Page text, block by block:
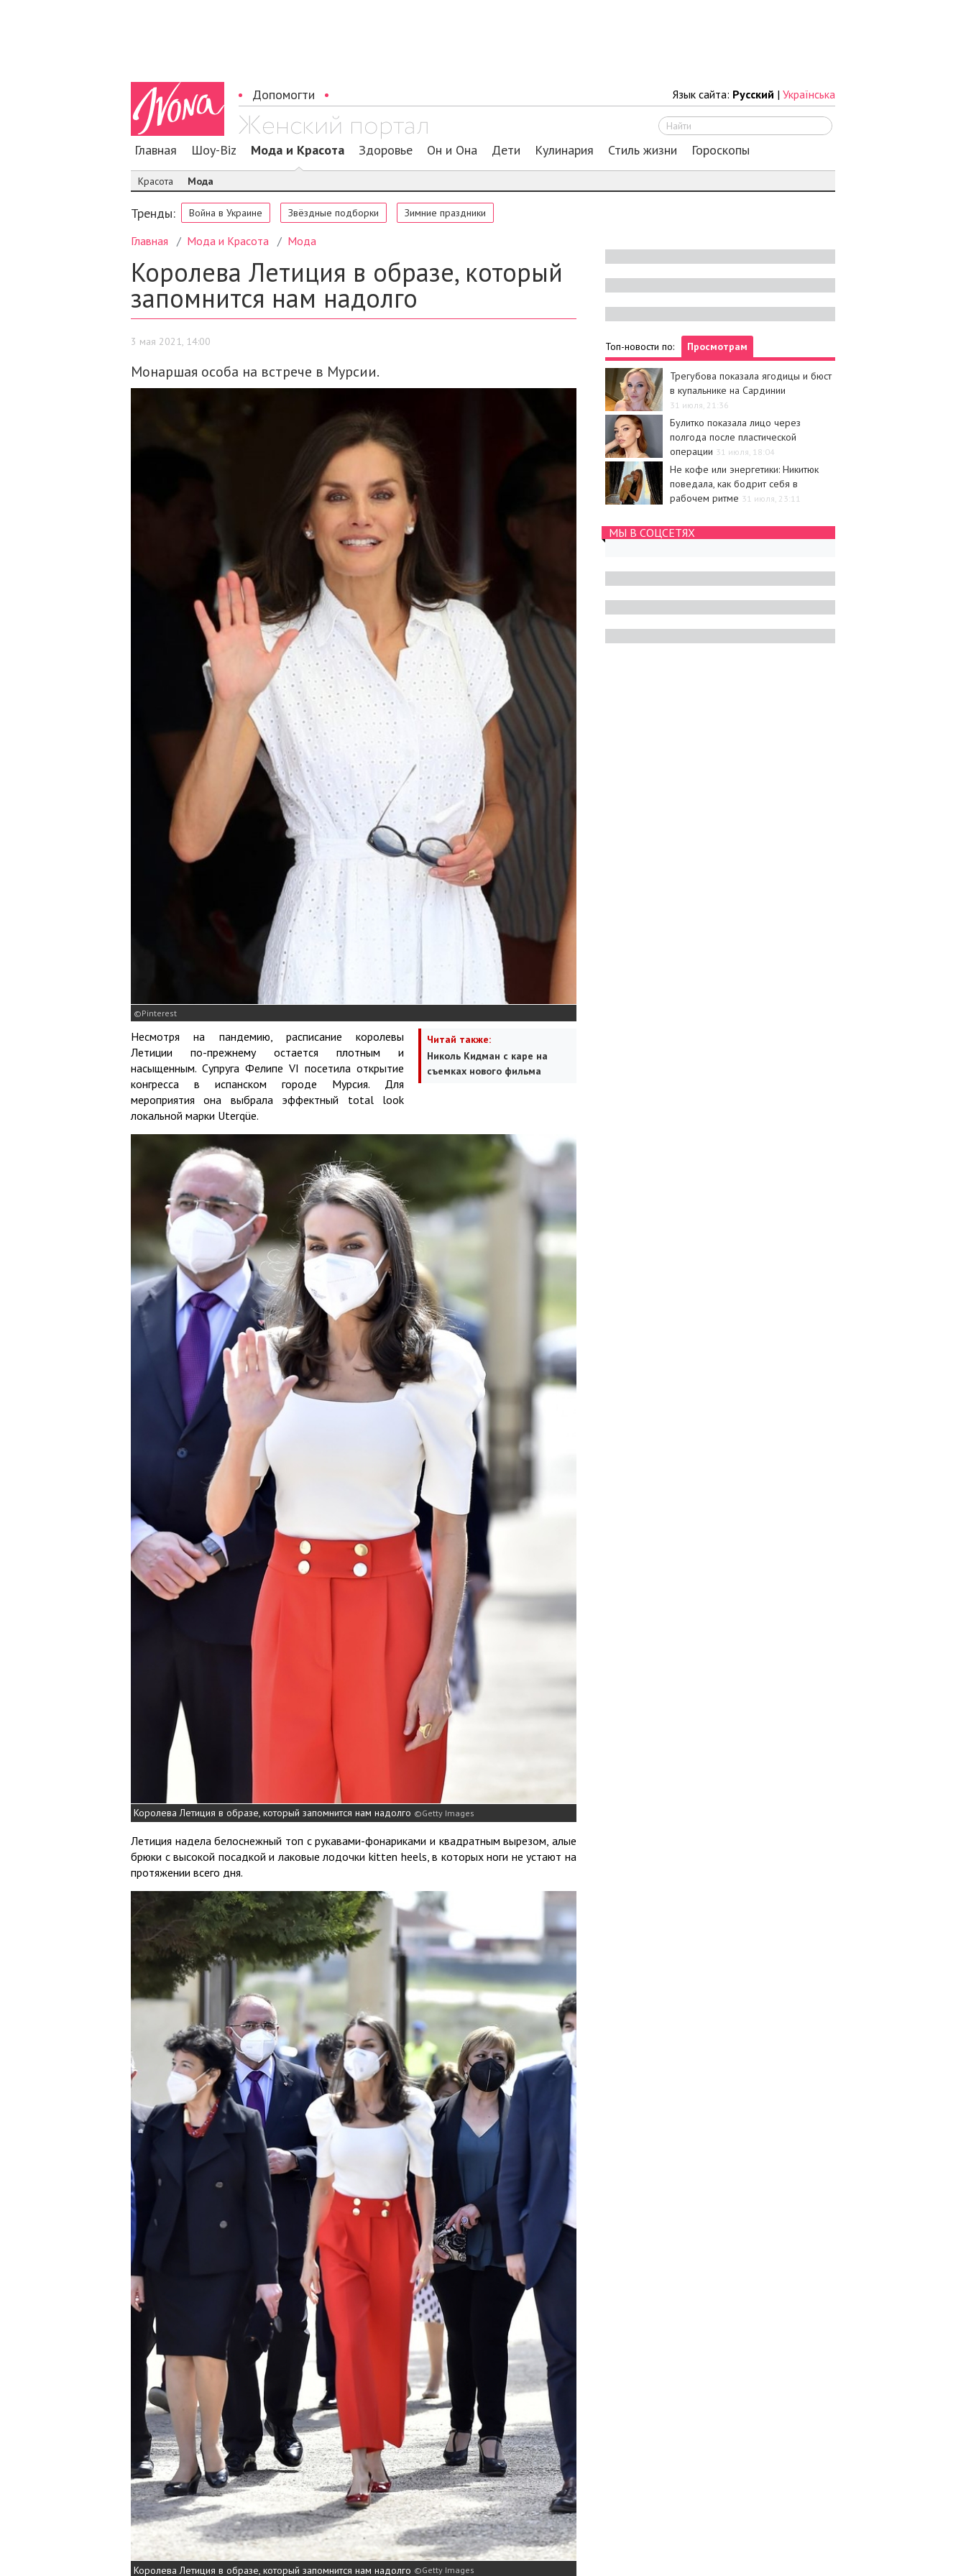
Допомогти Язык сайта: Русский | Українська
Главная Шоу-Biz Мода и Красота Здоровье Он и Она Дети Кулинария Стиль жизни Гороскопы
Красота Мода
Тренды: Война в Украине Звёздные подборки Зимние праздники
Главная Мода и Красота Мода
Королева Летиция в образе, который
запомнится нам надолго
3 мая 2021, 14:00
Монаршая особа на встрече в Мурсии.
Pinterest
Читай также:
Николь Кидман с каре на
съемках нового фильма
Несмотря на пандемию, расписание королевы
Летиции по-прежнему остается плотным и
насыщенным. Супруга Фелипе VI посетила открытие
конгресса в испанском городе Мурсия. Для
мероприятия она выбрала эффектный total look
локальной марки Uterqüe.
Королева Летиция в образе, который запомнится нам надолго Getty Images
Летиция надела белоснежный топ с рукавами-фонариками и квадратным вырезом, алые
брюки с высокой посадкой и лаковые лодочки kitten heels, в которых ноги не устают на
протяжении всего дня.
Королева Летиция в образе, который запомнится нам надолго Getty Images
Топ-новости по: Просмотрам
Трегубова показала ягодицы и бюст
в купальнике на Сардинии
31 июля, 21:36
Булитко показала лицо через
полгода после пластической
операции 31 июля, 18:04
Не кофе или энергетики: Никитюк
поведала, как бодрит себя в
рабочем ритме 31 июля, 23:11
МЫ В СОЦСЕТЯХ